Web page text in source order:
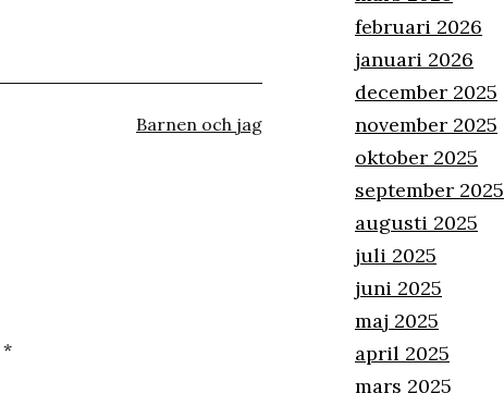
Kategoriserat
Barnen och jag
*
februari 2026
januari 2026
december 2025
november 2025
oktober 2025
september 2025
augusti 2025
juli 2025
juni 2025
maj 2025
april 2025
mars 2025